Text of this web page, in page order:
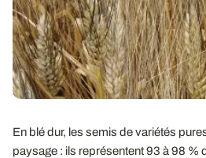
En blé dur, les semis de variétés
paysage : ils représentent 93 à 98 %